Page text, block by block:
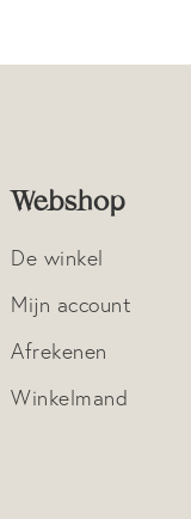
Webshop
De winkel
Mijn account
Afrekenen
Winkelmand